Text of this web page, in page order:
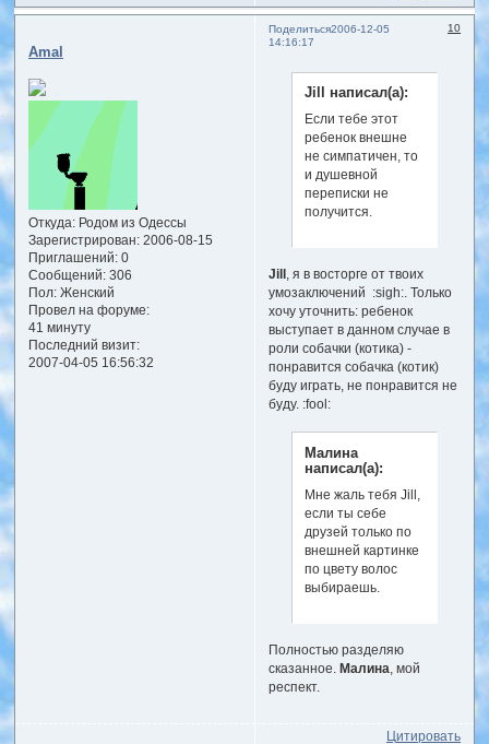
Поделиться 10
2006-12-05
14:16:17
Amal
Откуда:Родом из Одессы
Зарегистрирован: 2006-08-15
Приглашений:0
Сообщений:306
Пол:Женский
Провел на форуме:
41 минуту
Последний визит:
2007-04-05 16:56:32
Jill написал(а):
Если тебе этот
ребенок внешне
не симпатичен, то
и душевной
переписки не
получится.
Jill
, я в восторге от твоих
умозаключений :sigh:. Только
хочу уточнить: ребенок
выступает в данном случае в
роли собачки (котика) -
понравится собачка (котик)
буду играть, не понравится не
буду. :fool:
Малина
написал(а):
Мне жаль тебя Jill,
если ты себе
друзей только по
внешней картинке
по цвету волос
выбираешь.
Полностью разделяю
сказанное.
Малина , мой
респект.
Цитировать